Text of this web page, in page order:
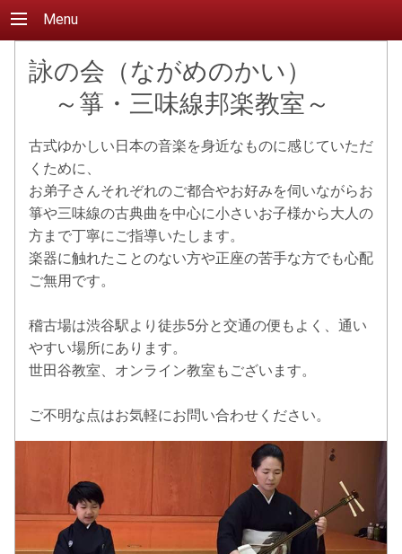
Menu
詠の会（ながめのかい）
～箏・三味線邦楽教室～
古式ゆかしい日本の音楽を身近なものに感じていただ
くために、
お弟子さんそれぞれのご都合やお好みを伺いながらお
箏や三味線の古典曲を中心に小さいお子様から大人の
方まで丁寧にご指導いたします。
楽器に触れたことのない方や正座の苦手な方でも心配
ご無用です。
稽古場は渋谷駅より徒歩5分と交通の便もよく、通い
やすい場所にあります。
世田谷教室、オンライン教室もございます。
ご不明な点はお気軽にお問い合わせください。